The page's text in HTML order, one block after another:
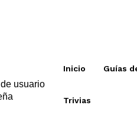
Inicio Guías
Trivias
usuario